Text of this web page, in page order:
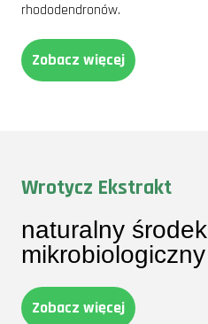
rhododendronów.
Zobacz więcej
Wrotycz Ekstrakt
naturalny środek
mikrobiologiczny
Zobacz więcej